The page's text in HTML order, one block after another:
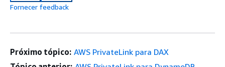
Fornecer feedback
Próximo tópico: AWS PrivateLink para DAX